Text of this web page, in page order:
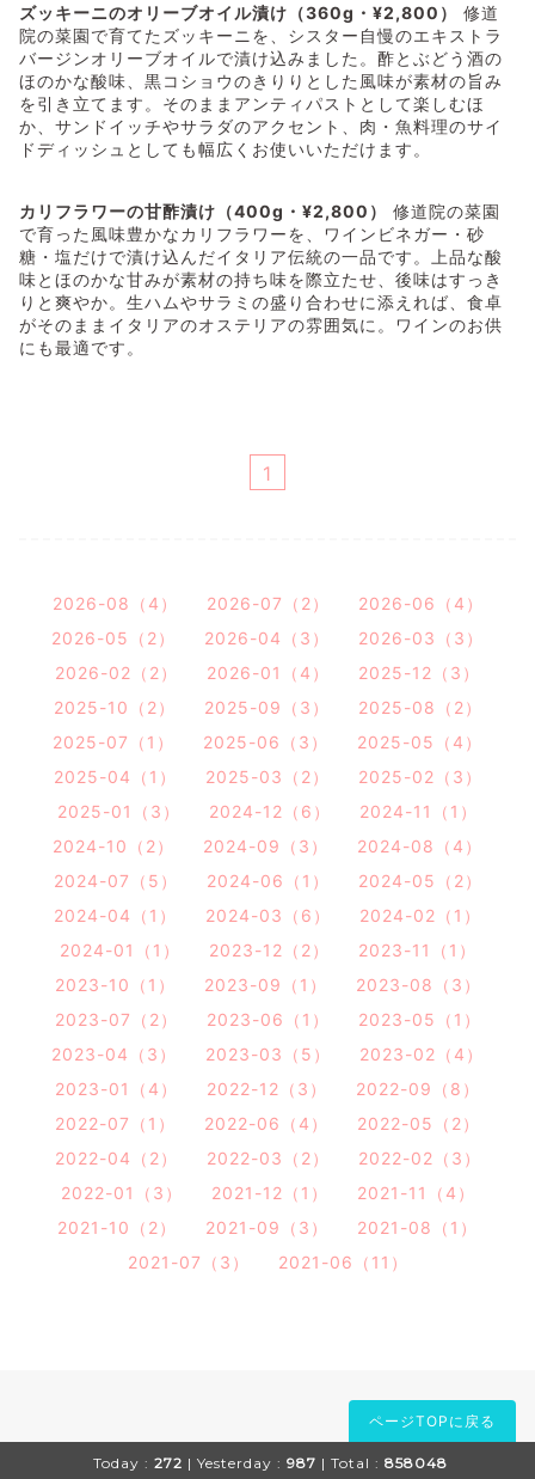
ズッキーニのオリーブオイル漬け（360g・¥2,800）
修道
院の菜園で育てたズッキーニを、シスター自慢のエキストラ
バージンオリーブオイルで漬け込みました。酢とぶどう酒の
ほのかな酸味、黒コショウのきりりとした風味が素材の旨み
を引き立てます。そのままアンティパストとして楽しむほ
か、サンドイッチやサラダのアクセント、肉・魚料理のサイ
ドディッシュとしても幅広くお使いいただけます。
カリフラワーの甘酢漬け（400g・¥2,800）
修道院の菜園
で育った風味豊かなカリフラワーを、ワインビネガー・砂
糖・塩だけで漬け込んだイタリア伝統の一品です。上品な酸
味とほのかな甘みが素材の持ち味を際立たせ、後味はすっき
りと爽やか。生ハムやサラミの盛り合わせに添えれば、食卓
がそのままイタリアのオステリアの雰囲気に。ワインのお供
にも最適です。
1
2026-08（4） 2026-07（2）
2026-06（4）
2026-05（2）
2026-04（3）
2026-03（3）
2026-02（2）
2026-01（4）
2025-12（3）
2025-10（2）
2025-09（3）
2025-08（2）
2025-07（1）
2025-06（3）
2025-05（4）
2025-04（1）
2025-03（2）
2025-02（3）
2025-01（3）
2024-12（6）
2024-11（1）
2024-10（2）
2024-09（3）
2024-08（4）
2024-07（5）
2024-06（1）
2024-05（2）
2024-04（1）
2024-03（6）
2024-02（1）
2024-01（1）
2023-12（2）
2023-11（1）
2023-10（1）
2023-09（1）
2023-08（3）
2023-07（2）
2023-06（1）
2023-05（1）
2023-04（3）
2023-03（5）
2023-02（4）
2023-01（4）
2022-12（3）
2022-09（8）
2022-07（1）
2022-06（4）
2022-05（2）
2022-04（2）
2022-03（2）
2022-02（3）
2022-01（3）
2021-12（1）
2021-11（4）
2021-10（2）
2021-09（3）
2021-08（1）
2021-07（3）
2021-06（11）
ページTOPに戻る
Today : 272 | Yesterday : 987 | Total : 858048